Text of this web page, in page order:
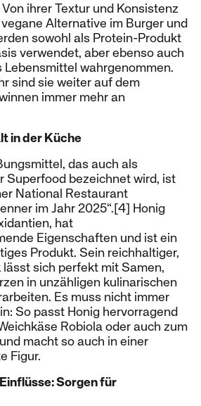
ihrer Textur und Konsistenz
Alternative im Burger und
sowohl als Protein-Produkt
verwendet, aber ebenso auch
wahrgenommen.
sind sie weiter auf dem
immer mehr an
in der Küche
das auch als
Superfood bezeichnet wird, ist
National Restaurant
im Jahr 2025“.[4] Honig
hat
Eigenschaften und ist ein
Produkt. Sein reichhaltiger,
sich perfekt mit Samen,
in unzähligen kulinarischen
Es muss nicht immer
So passt Honig hervorragend
Robiola oder auch zum
macht so auch in einer
Figur.
Sorgen für